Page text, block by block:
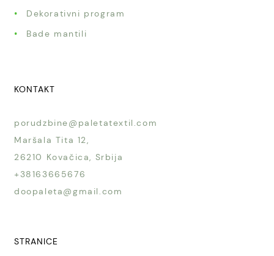
Dekorativni program
Bade mantili
KONTAKT
porudzbine@paletatextil.com
Maršala Tita 12,
26210 Kovačica, Srbija
+38163665676
doopaleta@gmail.com
STRANICE